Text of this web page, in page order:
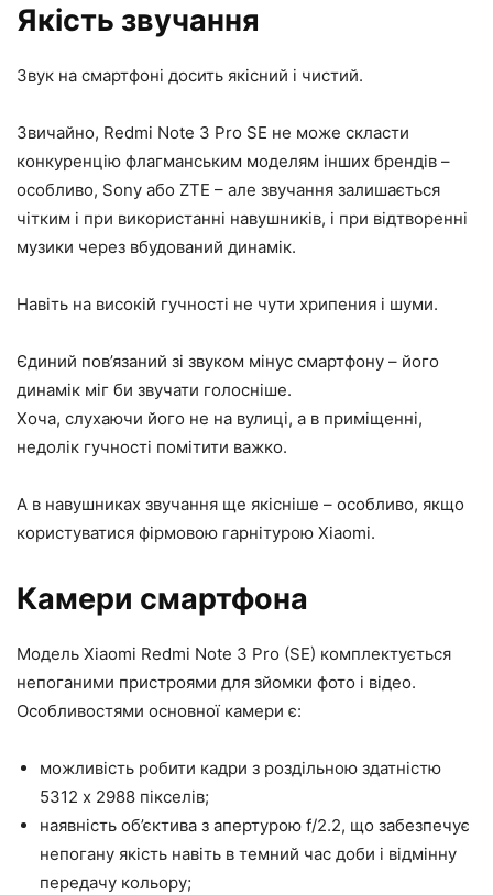
Якість звучання
Звук на смартфоні досить якісний і чистий.
Звичайно, Redmi Note 3 Pro SE не може скласти
конкуренцію флагманським моделям інших брендів –
особливо, Sony або ZTE – але звучання залишається
чітким і при використанні навушників, і при відтворенні
музики через вбудований динамік.
Навіть на високій гучності не чути хрипения і шуми.
Єдиний пов’язаний зі звуком мінус смартфону – його
динамік міг би звучати голосніше.
Хоча, слухаючи його не на вулиці, а в приміщенні,
недолік гучності помітити важко.
А в навушниках звучання ще якісніше – особливо, якщо
користуватися фірмовою гарнітурою Xiaomi.
Камери смартфона
Модель Xiaomi Redmi Note 3 Pro (SE) комплектується
непоганими пристроями для зйомки фото і відео.
Особливостями основної камери є:
можливість робити кадри з роздільною здатністю
5312 х 2988 пікселів;
наявність об’єктива з апертурою f/2.2, що забезпечує
непогану якість навіть в темний час доби і відмінну
передачу кольору;